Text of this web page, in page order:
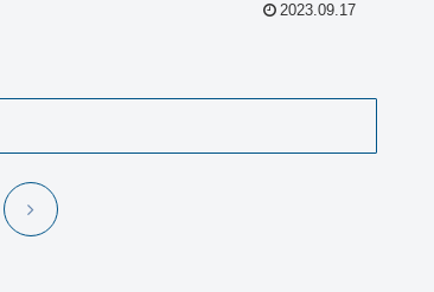
2023.09.17
次